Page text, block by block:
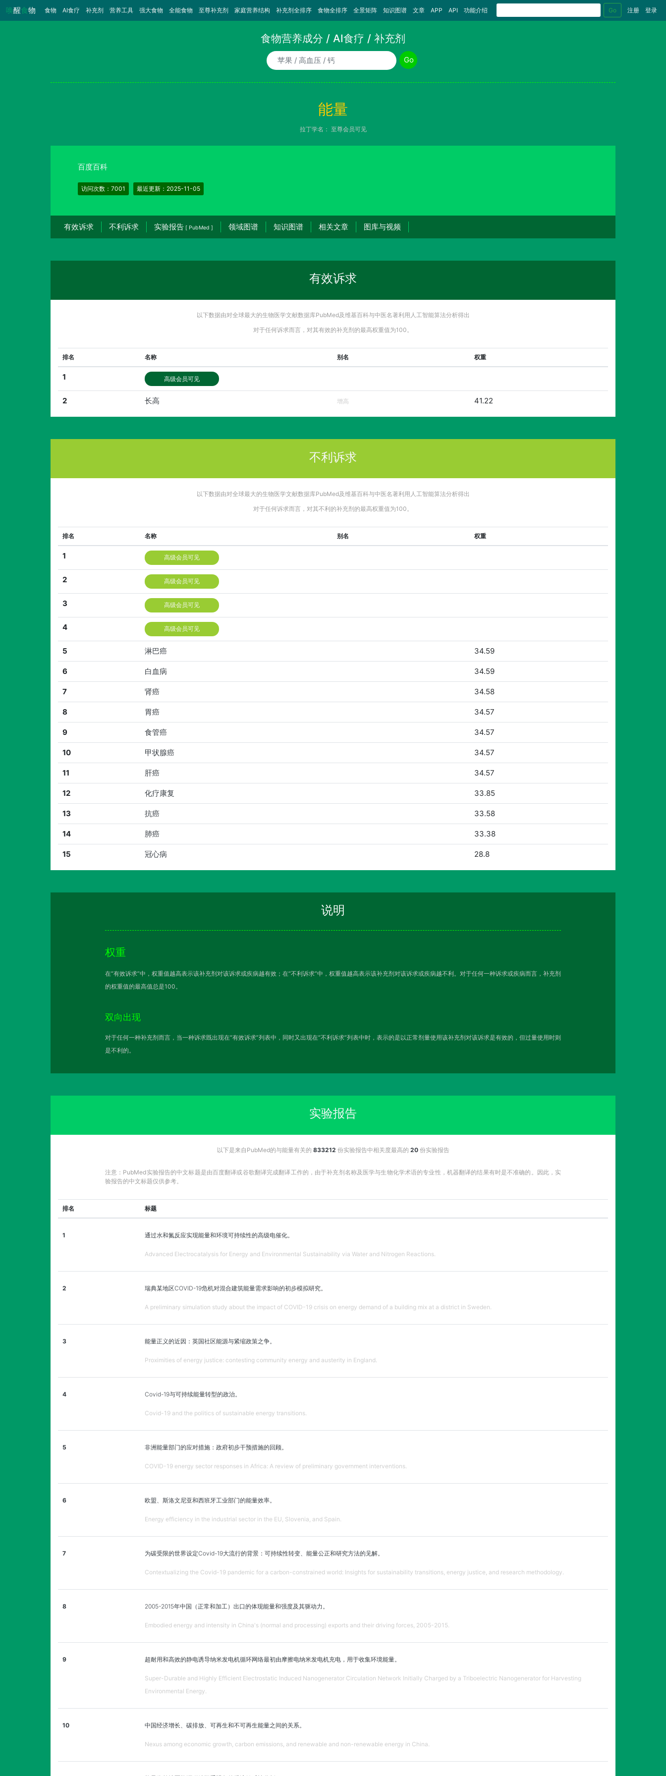
唤醒食物 食物 （当前）
AI食疗 补充剂 营养工具 强大食物 全能食物 至尊补充剂 家庭营养结构 补充剂全排序 食物全排序 全景矩阵 知识图谱 文章 APP API 功能介绍 Go 注册 登录
食物营养成分 / AI食疗 / 补充剂
食物/AI食疗诉求/补充剂名称
Go
能量
拉丁学名： 至尊会员可见
百度百科
访问次数：7001 最近更新：2025-11-05
有效诉求 不利诉求 实验报告 [ PubMed ] 领域图谱 知识图谱 相关文章 图库与视频
有效诉求
以下数据由对全球最大的生物医学文献数据库PubMed及维基百科与中医名著利用人工智能算法分析得出
对于任何诉求而言，对其有效的补充剂的最高权重值为100。
排名 名称 别名 权重
1 高级会员可见
2 长高 增高 41.22
不利诉求
以下数据由对全球最大的生物医学文献数据库PubMed及维基百科与中医名著利用人工智能算法分析得出
对于任何诉求而言，对其不利的补充剂的最高权重值为100。
排名 名称 别名 权重
1 高级会员可见
2 高级会员可见
3 高级会员可见
4 高级会员可见
5 淋巴癌 34.59
6 白血病 34.59
7 肾癌 34.58
8 胃癌 34.57
9 食管癌 34.57
10 甲状腺癌 34.57
11 肝癌 34.57
12 化疗康复 33.85
13 抗癌 33.58
14 肺癌 33.38
15 冠心病 28.8
说明
权重
在“有效诉求”中，权重值越高表示该补充剂对该诉求或疾病越有效；在“不利诉求”中，权重值越高表示该补充剂对该诉求或疾病越不利。对于任何一种诉求或疾病而言，补充剂
的权重值的最高值总是100。
双向出现
对于任何一种补充剂而言，当一种诉求既出现在“有效诉求”列表中，同时又出现在“不利诉求”列表中时，表示的是以正常剂量使用该补充剂对该诉求是有效的，但过量使用时则
是不利的。
实验报告
以下是来自PubMed的与能量有关的 833212 份实验报告中相关度最高的 20份实验报告
注意：PubMed实验报告的中文标题是由百度翻译或谷歌翻译完成翻译工作的，由于补充剂名称及医学与生物化学术语的专业性，机器翻译的结果有时是不准确的。因此，实
验报告的中文标题仅供参考。
排名 标题
1 通过水和氮反应实现能量和环境可持续性的高级电催化。
Advanced Electrocatalysis for Energy and Environmental Sustainability via Water and Nitrogen Reactions.
2 瑞典某地区COVID-19危机对混合建筑能量需求影响的初步模拟研究。
A preliminary simulation study about the impact of COVID-19 crisis on energy demand of a building mix at a district in Sweden.
3 能量正义的近因：英国社区能源与紧缩政策之争。
Proximities of energy justice: contesting community energy and austerity in England.
4 Covid-19与可持续能量转型的政治。
Covid-19 and the politics of sustainable energy transitions.
5 非洲能量部门的应对措施：政府初步干预措施的回顾。
COVID-19 energy sector responses in Africa: A review of preliminary government interventions.
6 欧盟、斯洛文尼亚和西班牙工业部门的能量效率。
Energy efficiency in the industrial sector in the EU, Slovenia, and Spain.
7 为碳受限的世界设定Covid-19大流行的背景：可持续性转变、能量公正和研究方法的见解。
Contextualizing the Covid-19 pandemic for a carbon-constrained world: Insights for sustainability transitions, energy justice, and research methodology.
8 2005-2015年中国（正常和加工）出口的体现能量和强度及其驱动力。
Embodied energy and intensity in China's (normal and processing) exports and their driving forces, 2005-2015.
9 超耐用和高效的静电诱导纳米发电机循环网络最初由摩擦电纳米发电机充电，用于收集环境能量。
Super-Durable and Highly Efficient Electrostatic Induced Nanogenerator Circulation Network Initially Charged by a Triboelectric Nanogenerator for Harvesting
Environmental Energy.
10 中国经济增长、碳排放、可再生和不可再生能量之间的关系。
Nexus among economic growth, carbon emissions, and renewable and non-renewable energy in China.